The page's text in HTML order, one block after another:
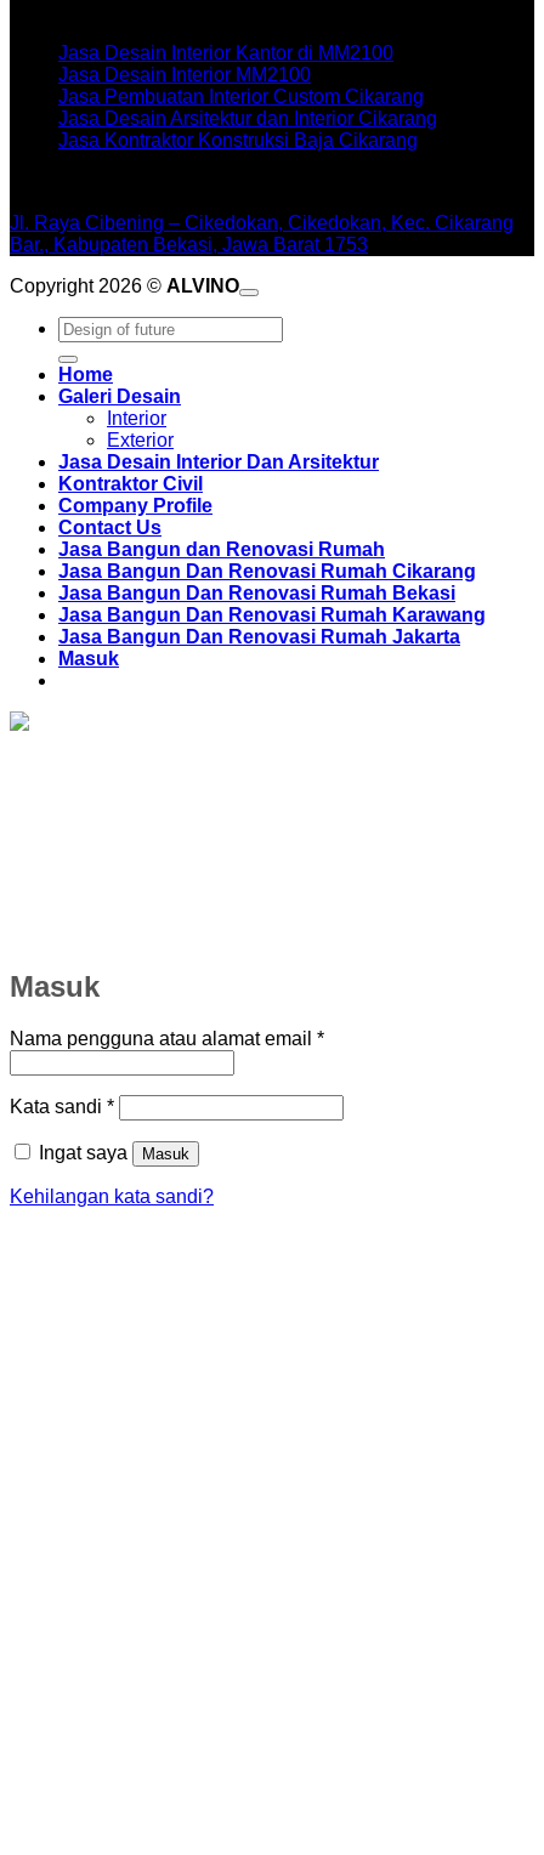
Jasa Desain Interior Kantor di MM2100
Jasa Desain Interior MM2100
Jasa Pembuatan Interior Custom Cikarang
Jasa Desain Arsitektur dan Interior Cikarang
Jasa Kontraktor Konstruksi Baja Cikarang
Jl. Raya Cibening – Cikedokan, Cikedokan, Kec. Cikarang
Bar., Kabupaten Bekasi, Jawa Barat 1753
Copyright 2026 © ALVINO
Pencarian
untuk:
Home
Galeri Desain
Interior
Exterior
Jasa Desain Interior Dan Arsitektur
Kontraktor Civil
Company Profile
Contact Us
Jasa Bangun dan Renovasi Rumah
Jasa Bangun Dan Renovasi Rumah Cikarang
Jasa Bangun Dan Renovasi Rumah Bekasi
Jasa Bangun Dan Renovasi Rumah Karawang
Jasa Bangun Dan Renovasi Rumah Jakarta
Masuk
Masuk
Nama pengguna atau alamat email *Wajib
Kata sandi *Wajib
Ingat saya Masuk
Kehilangan kata sandi?